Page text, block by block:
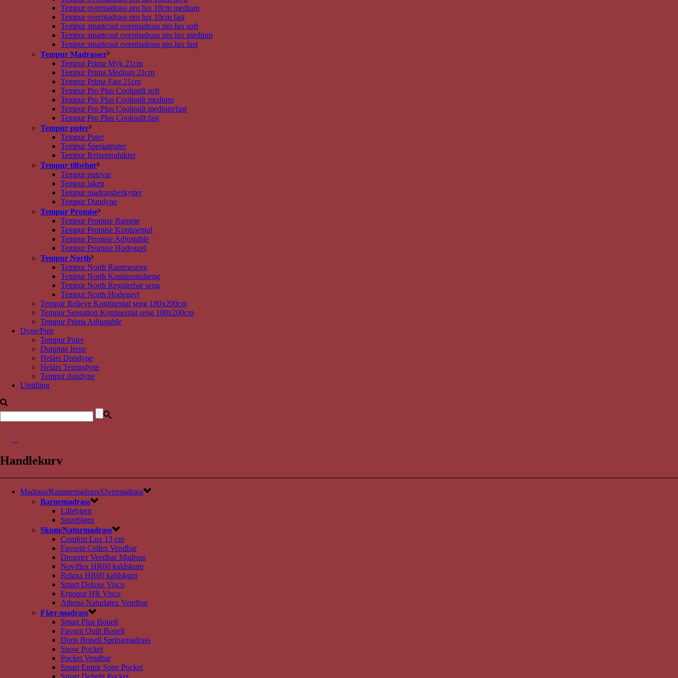
Tempur overmadrass pro lux 10cm medium
Tempur overmadrass pro lux 10cm fast
Tempur smartcool overmadrass pro lux soft
Tempur smartcool overmadrass pro lux medium
Tempur smartcool overmadrass pro lux fast
Tempur Madrasser
Tempur Prima Myk 21cm
Tempur Prima Medium 21cm
Tempur Prima Fast 21cm
Tempur Pro Plus Coolquilt soft
Tempur Pro Plus Coolquilt medium
Tempur Pro Plus Coolquilt medium/fast
Tempur Pro Plus Coolquilt fast
Tempur puter
Tempur Puter
Tempur Spesialputer
Tempur Reiseprodukter
Tempur tilbehør
Tempur putevar
Tempur laken
Tempur madrassbeskytter
Tempur Dundyne
Tempur Promise
Tempur Promise Ramme
Tempur Promise Kontinental
Tempur Promise Adjustable
Tempur Promise Hodegavl
Tempur North
Tempur North Rammeseng
Tempur North Kontinentalseng
Tempur North Regulerbar seng
Tempur North Hodegavl
Tempur Relieve Kontinental seng 180x200cm
Tempur Sensation Kontinental seng 180x200cm
Tempur Prima Adjustable
Dyne/Pute
Tempur Puter
Dunpute Irene
Helårs Dundyne
Helårs Termodyne
Tempur dundyne
Utstilling
Handlekurv
Madrass/Rammemadrass/Overmadrass
Barnemadrass
Lillebjørn
Storebjørn
Skum/Naturmadrass
Comfort Lux 13 cm
Favoritt Cellex Vendbar
Dreamer Vendbar Madrass
Noviflex HR60 kaldskum
Relaxa HR60 kaldskum
Smart Deluxe Visco
Ergopur HR Visco
Athena Naturlatex Vendbar
Fjær-madrass
Smart Plus Bonell
Favorit Quilt Bonell
Doris Bonell Springmadrass
Snow Pocket
Pocket Vendbar
Smart Empir Sone Pocket
Smart Delight Pocket